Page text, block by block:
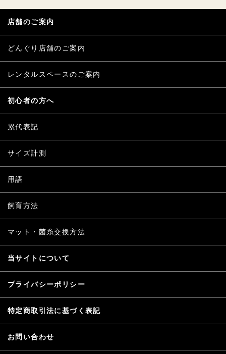
店舗のご案内
どんぐり店舗のご案内
レンタルスペースのご案内
初心者の方へ
累代表記
サイズ計測
用語
飼育方法
マット・菌糸交換方法
当サイトについて
プライバシーポリシー
特定商取引法に基づく表記
お問い合わせ